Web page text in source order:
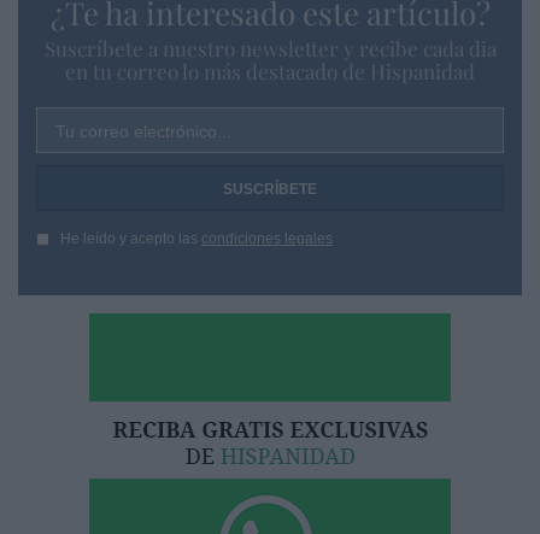
¿Te ha interesado este artículo?
Suscríbete a nuestro newsletter y recibe cada dia
en tu correo lo más destacado de Hispanidad
Tu correo electrónico...
He leído y acepto las condiciones legales